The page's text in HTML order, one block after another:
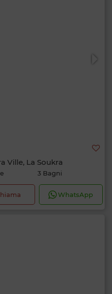
Ville, La Soukra
3 Bagni
WhatsApp